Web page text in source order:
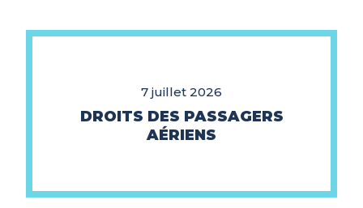
7 juillet 2026
DROITS DES PASSAGERS
AÉRIENS